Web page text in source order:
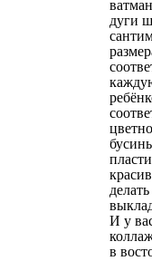
дуги
И у
в